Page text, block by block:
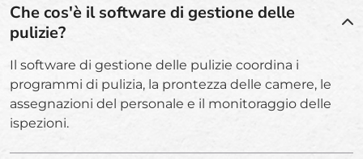
Che cos'è il software di gestione delle
pulizie?
Il software di gestione delle pulizie coordina i
programmi di pulizia, la prontezza delle camere, le
assegnazioni del personale e il monitoraggio delle
ispezioni.